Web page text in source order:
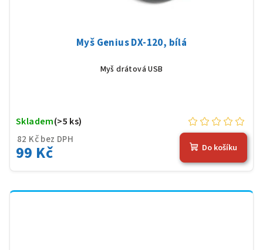
Myš Genius DX-120, bílá
Myš drátová USB
82 Kč bez DPH
99 Kč
Skladem(>5 ks)
Do košíku